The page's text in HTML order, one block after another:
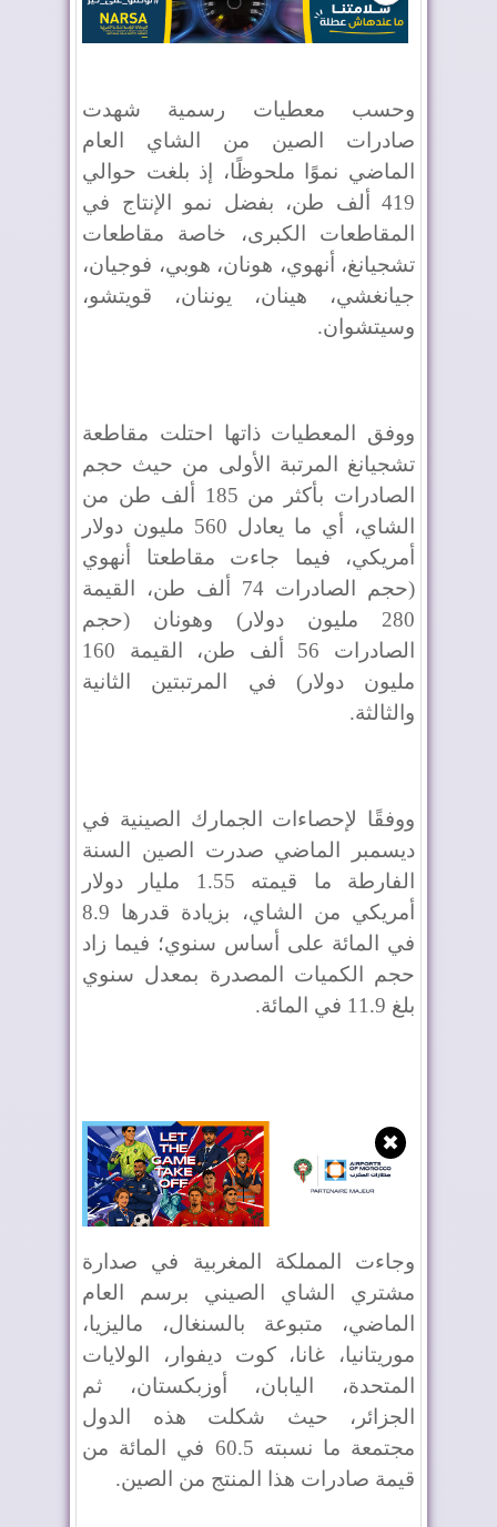
وحسب معطيات رسمية شهدت
صادرات الصين من الشاي العام
الماضي نموًا ملحوظًا، إذ بلغت حوالي
419 ألف طن، بفضل نمو الإنتاج في
المقاطعات الكبرى، خاصة مقاطعات
تشجيانغ، أنهوي، هونان، هوبي، فوجيان،
جيانغشي، هينان، يوننان، قويتشو،
وسيتشوان.
ووفق المعطيات ذاتها احتلت مقاطعة
تشجيانغ المرتبة الأولى من حيث حجم
الصادرات بأكثر من 185 ألف طن من
الشاي، أي ما يعادل 560 مليون دولار
أمريكي، فيما جاءت مقاطعتا أنهوي
(حجم الصادرات 74 ألف طن، القيمة
280 مليون دولار) وهونان (حجم
الصادرات 56 ألف طن، القيمة 160
مليون دولار) في المرتبتين الثانية
والثالثة.
ووفقًا لإحصاءات الجمارك الصينية في
ديسمبر الماضي صدرت الصين السنة
الفارطة ما قيمته 1.55 مليار دولار
أمريكي من الشاي، بزيادة قدرها 8.9
في المائة على أساس سنوي؛ فيما زاد
حجم الكميات المصدرة بمعدل سنوي
بلغ 11.9 في المائة.
✖
وجاءت المملكة المغربية في صدارة
مشتري الشاي الصيني برسم العام
الماضي، متبوعة بالسنغال، ماليزيا،
موريتانيا، غانا، كوت ديفوار، الولايات
المتحدة، اليابان، أوزبكستان، ثم
الجزائر، حيث شكلت هذه الدول
مجتمعة ما نسبته 60.5 في المائة من
قيمة صادرات هذا المنتج من الصين.